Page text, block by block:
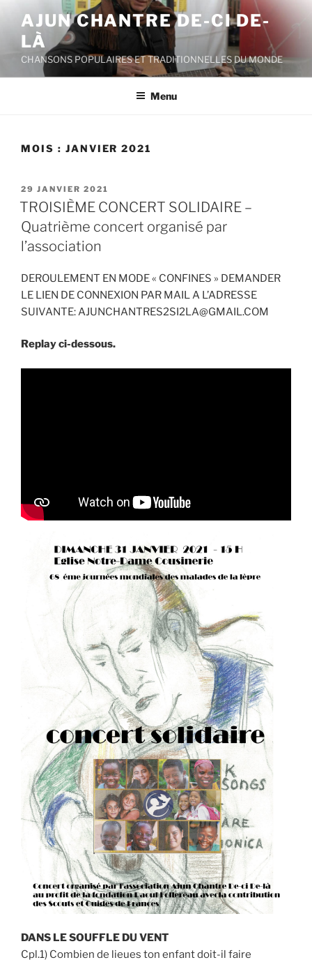
contenu
principal
AJUN CHANTRE DE-CI DE-
LÀ
CHANSONS POPULAIRES ET TRADITIONNELLES DU MONDE
Menu
MOIS : JANVIER 2021
PUBLIÉ
LE
29 JANVIER 2021
TROISIÈME CONCERT SOLIDAIRE –
Quatrième concert organisé par
l’association
DEROULEMENT EN MODE « CONFINES » DEMANDER
LE LIEN DE CONNEXION PAR MAIL A L’ADRESSE
SUIVANTE: AJUNCHANTRES2SI2LA@GMAIL.COM
Replay ci-dessous.
DANS LE SOUFFLE DU VENT
Cpl.1) Combien de lieues ton enfant doit-il faire